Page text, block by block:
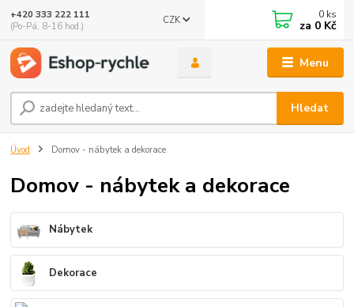
Menu
CZK
Hledat
+420 333 222 111
(Po-Pá, 8-16 hod.)
0 ks
za 0 Kč
Úvod Domov - nábytek a dekorace
Domov - nábytek a dekorace
Nábytek
Dekorace
🤖 Eshop-rychle AI Chatbot
DEMO ukázka integrace Chaterimo do platformy eshop-